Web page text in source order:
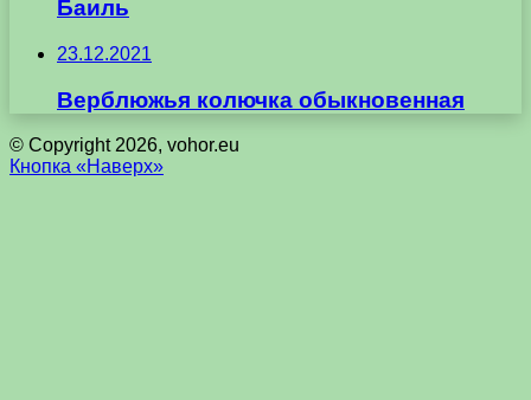
Баиль
23.12.2021
Верблюжья колючка обыкновенная
© Copyright 2026, vohor.eu
Кнопка «Наверх»